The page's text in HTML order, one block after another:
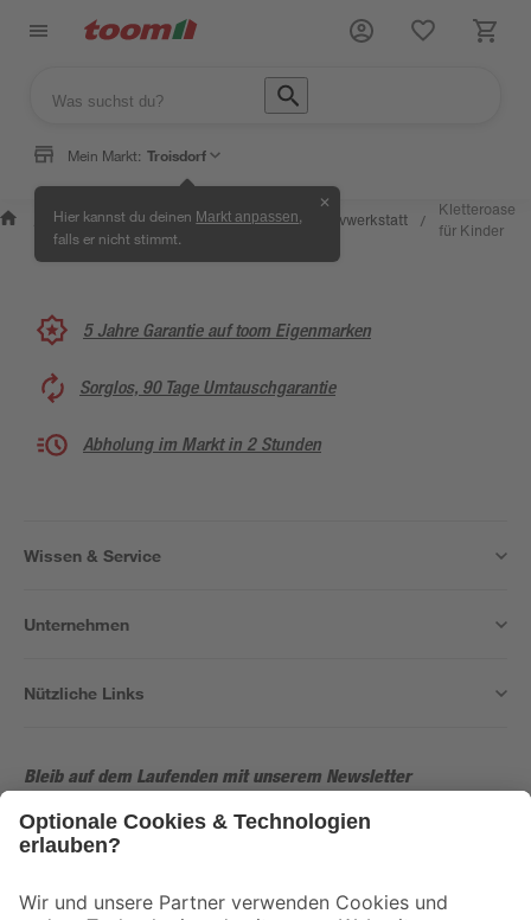
Mein Markt: Troisdorf
Hier kannst du deinen Markt anpassen
falls er nicht stimmt.
✕
Wissen &
Service
/
Selbermachen &
Ratgeber
/ Kreativwerkstatt /
Kletteroase
für Kinder
5 Jahre Garantie auf toom Eigenmarken
Sorglos, 90 Tage Umtauschgarantie
Abholung im Markt in 2 Stunden
Wissen & Service
Unternehmen
Nützliche Links
Bleib auf dem Laufenden mit unserem Newsletter
Der toom Newsletter: Keine Angebote und Aktionen mehr verpassen!